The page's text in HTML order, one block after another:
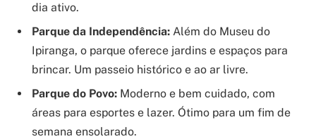
dia ativo.
Parque da Independência: Além do Museu do
Ipiranga, o parque oferece jardins e espaços para
brincar. Um passeio histórico e ao ar livre.
Parque do Povo: Moderno e bem cuidado, com
áreas para esportes e lazer. Ótimo para um fim de
semana ensolarado.